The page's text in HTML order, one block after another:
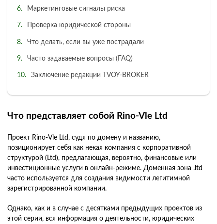
Маркетинговые сигналы риска
Проверка юридической стороны
Что делать, если вы уже пострадали
Часто задаваемые вопросы (FAQ)
Заключение редакции TVOY-BROKER
Что представляет собой Rino-Vle Ltd
Проект Rino-Vle Ltd, судя по домену и названию,
позиционирует себя как некая компания с корпоративной
структурой (Ltd), предлагающая, вероятно, финансовые или
инвестиционные услуги в онлайн-режиме. Доменная зона .ltd
часто используется для создания видимости легитимной
зарегистрированной компании.
Однако, как и в случае с десятками предыдущих проектов из
этой серии, вся информация о деятельности, юридических